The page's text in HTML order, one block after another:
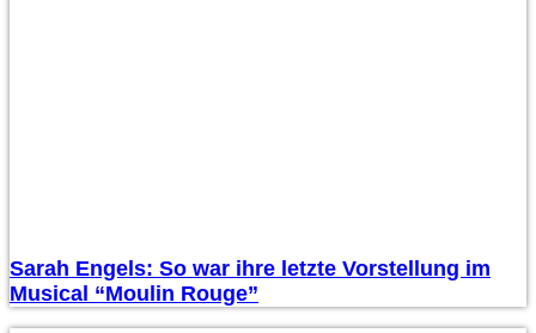
Sarah Engels: So war ihre letzte Vorstellung im
Musical “Moulin Rouge”